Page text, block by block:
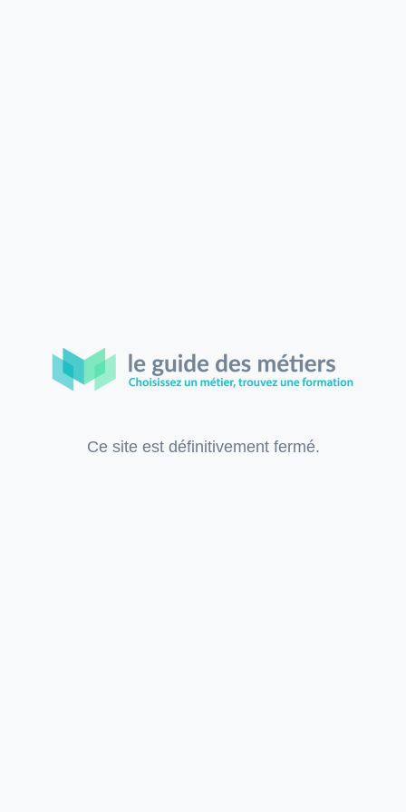
Ce site est définitivement fermé.